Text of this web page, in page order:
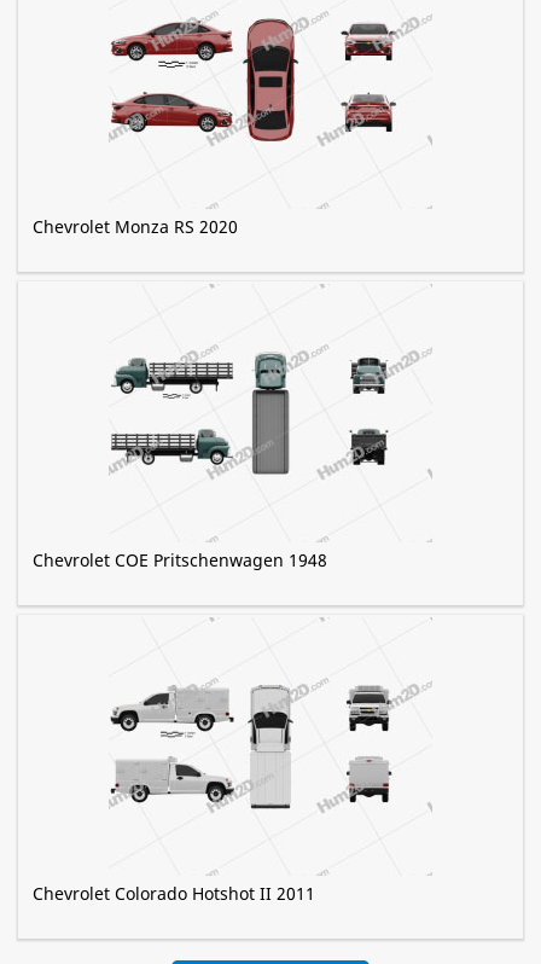
Chevrolet Monza RS 2020
Chevrolet COE Pritschenwagen 1948
Chevrolet Colorado Hotshot II 2011